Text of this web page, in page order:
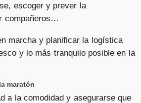
escoger y prever la
compañeros…
marcha y planificar la logística
y lo más tranquilo posible en la
maratón
a la comodidad y asegurarse que